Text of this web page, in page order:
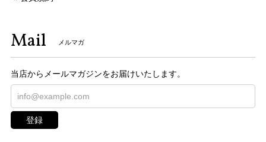
Mail メルマガ
当店からメールマガジンをお届けいたします。
登録